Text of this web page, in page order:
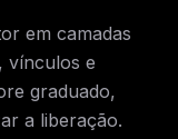
em camadas
vínculos e
graduado,
a liberação.